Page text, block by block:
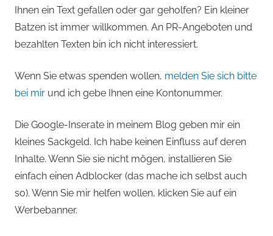
Ihnen ein Text gefallen oder gar geholfen? Ein kleiner
Batzen ist immer willkommen. An PR-Angeboten und
bezahlten Texten bin ich nicht interessiert.
Wenn Sie etwas spenden wollen, melden Sie sich bitte
bei mir und ich gebe Ihnen eine Kontonummer.
Die Google-Inserate in meinem Blog geben mir ein
kleines Sackgeld. Ich habe keinen Einfluss auf deren
Inhalte. Wenn Sie sie nicht mögen, installieren Sie
einfach einen Adblocker (das mache ich selbst auch
so). Wenn Sie mir helfen wollen, klicken Sie auf ein
Werbebanner.